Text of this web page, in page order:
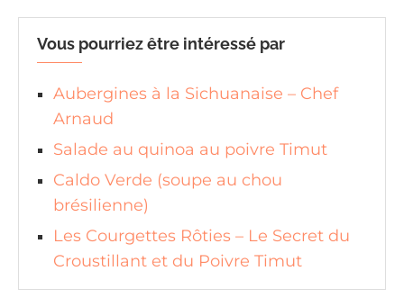
Vous pourriez être intéressé par
Aubergines à la Sichuanaise – Chef
Arnaud
Salade au quinoa au poivre Timut
Caldo Verde (soupe au chou
brésilienne)
Les Courgettes Rôties – Le Secret du
Croustillant et du Poivre Timut